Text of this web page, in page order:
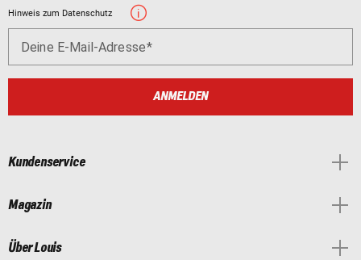
Hinweis zum Datenschutz
Deine E-Mail-Adresse
ANMELDEN
Kundenservice
Magazin
Über Louis